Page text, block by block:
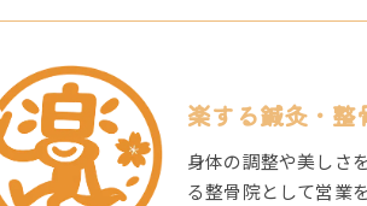
楽する鍼灸・整
身体の調整や美しさ
る整骨院として営業